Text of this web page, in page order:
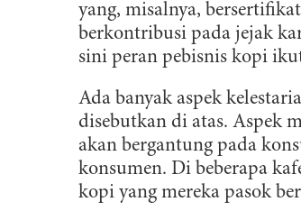
yang, misalnya,
berkontribusi pada jejak
sini peran pebisnis kopi
Ada banyak aspek
disebutkan di atas. Aspek
akan bergantung pada
konsumen. Di beberapa
kopi yang mereka pasok